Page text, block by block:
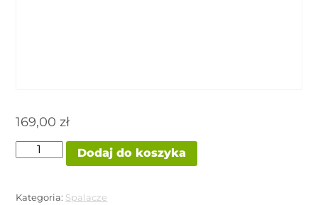
169,00zł
ilość
OXY-
LABZ
Dodaj do koszyka
Kategoria: Spalacze